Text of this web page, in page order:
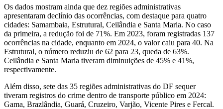
Os dados mostram ainda que dez regiões administrativas
apresentaram declínio das ocorrências, com destaque para quatro
cidades: Samambaia, Estrutural, Ceilândia e Santa Maria. No caso
da primeira, a redução foi de 71%. Em 2023, foram registradas 137
ocorrências na cidade, enquanto em 2024, o valor caiu para 40. Na
Estrutural, o número reduziu de 62 para 23, queda de 63%.
Ceilândia e Santa Maria tiveram diminuições de 45% e 41%,
respectivamente.
Além disso, sete das 35 regiões administrativas do DF sequer
tiveram registros do crime dentro de transporte público em 2024:
Gama, Brazlândia, Guará, Cruzeiro, Varjão, Vicente Pires e Fercal.